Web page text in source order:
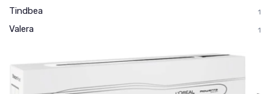
Tindbea 1
Valera 1